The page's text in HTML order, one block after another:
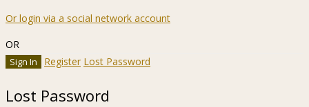
Or login via a social network account
OR
Register Lost Password
Lost Password